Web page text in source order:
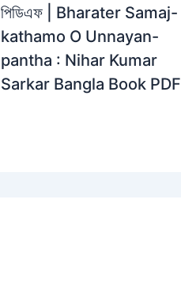
পিডিএফ | Bharater Samaj-
kathamo O Unnayan-
pantha : Nihar Kumar
Sarkar Bangla Book PDF